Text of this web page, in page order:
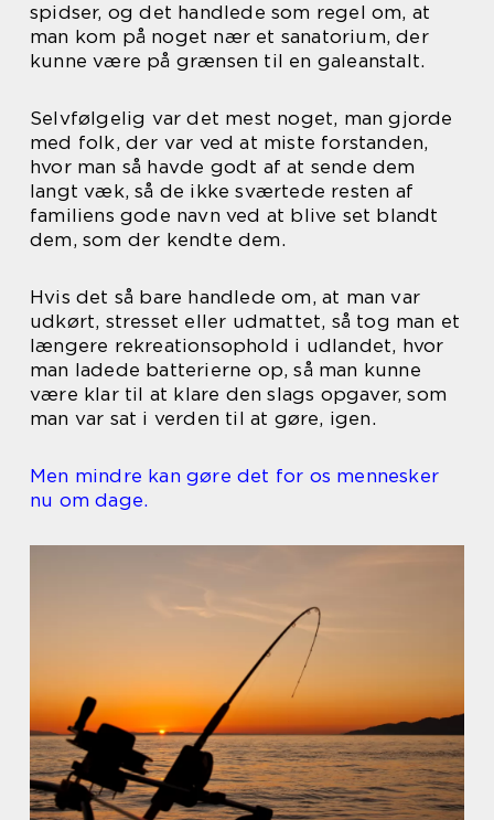
spidser, og det handlede som regel om, at
man kom på noget nær et sanatorium, der
kunne være på grænsen til en galeanstalt.
Selvfølgelig var det mest noget, man gjorde
med folk, der var ved at miste forstanden,
hvor man så havde godt af at sende dem
langt væk, så de ikke sværtede resten af
familiens gode navn ved at blive set blandt
dem, som der kendte dem.
Hvis det så bare handlede om, at man var
udkørt, stresset eller udmattet, så tog man et
længere rekreationsophold i udlandet, hvor
man ladede batterierne op, så man kunne
være klar til at klare den slags opgaver, som
man var sat i verden til at gøre, igen.
Men mindre kan gøre det for os mennesker
nu om dage.